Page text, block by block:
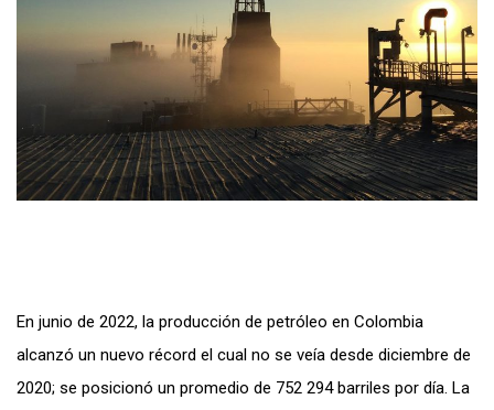
En junio de 2022, la producción de petróleo en Colombia
alcanzó un nuevo récord el cual no se veía desde diciembre de
2020; se posicionó un promedio de 752 294 barriles por día. La